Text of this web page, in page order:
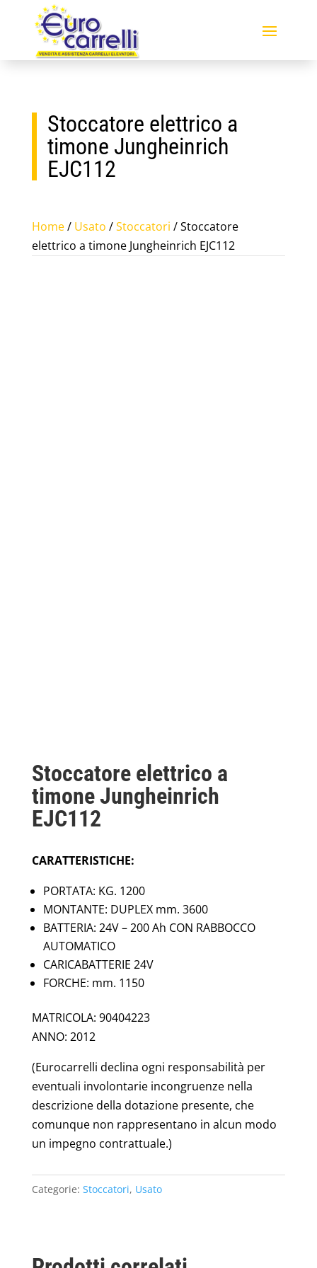
Stoccatore elettrico a
timone Jungheinrich
EJC112
Home/ Usato /Stoccatori / Stoccatore
elettrico a timone Jungheinrich EJC112
Stoccatore elettrico a
timone Jungheinrich
EJC112
CARATTERISTICHE:
PORTATA: KG. 1200
MONTANTE: DUPLEX mm. 3600
BATTERIA: 24V – 200 Ah CON RABBOCCO
AUTOMATICO
CARICABATTERIE 24V
FORCHE: mm. 1150
MATRICOLA: 90404223
ANNO: 2012
(Eurocarrelli declina ogni responsabilità per
eventuali involontarie incongruenze nella
descrizione della dotazione presente, che
comunque non rappresentano in alcun modo
un impegno contrattuale.)
Categorie: Stoccatori, Usato